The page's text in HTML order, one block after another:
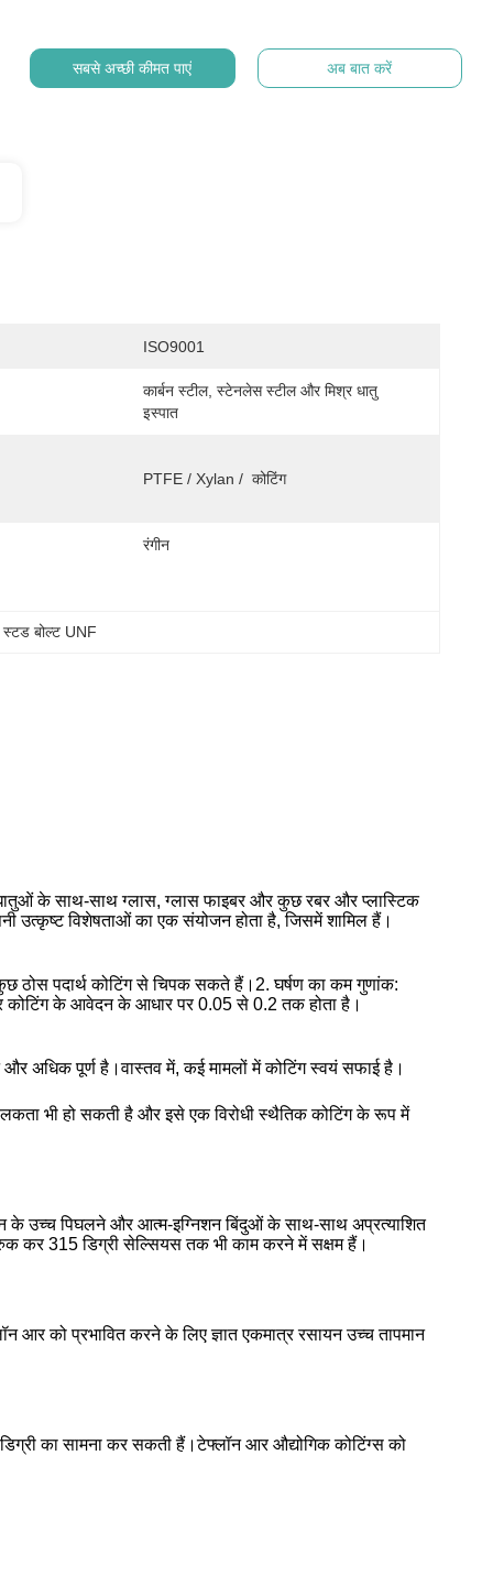
सबसे अच्छी कीमत पाएं अब बात करें
ISO9001
कार्बन स्टील, स्टेनलेस स्टील और मिश्र धातु
इस्पात
PTFE / Xylan /  कोटिंग
रंगीन
बोल्ट UNF
धातुओं के साथ-साथ ग्लास, ग्लास फाइबर और कुछ रबर और प्लास्टिक
उत्कृष्ट विशेषताओं का एक संयोजन होता है, जिसमें शामिल हैं।
ठोस पदार्थ कोटिंग से चिपक सकते हैं।2. घर्षण का कम गुणांक:
कोटिंग के आवेदन के आधार पर 0.05 से 0.2 तक होता है।
अधिक पूर्ण है।वास्तव में, कई मामलों में कोटिंग स्वयं सफाई है।
भी हो सकती है और इसे एक विरोधी स्थैतिक कोटिंग के रूप में
के उच्च पिघलने और आत्म-इग्निशन बिंदुओं के साथ-साथ अप्रत्याशित
कर 315 डिग्री सेल्सियस तक भी काम करने में सक्षम हैं।
आर को प्रभावित करने के लिए ज्ञात एकमात्र रसायन उच्च तापमान
का सामना कर सकती हैं।टेफ्लॉन आर औद्योगिक कोटिंग्स को